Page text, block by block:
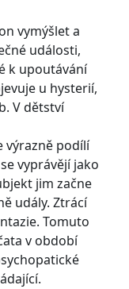
vymýšlet a
události,
k upoutávání
u hysterií,
V dětství
výrazně podílí
vyprávějí jako
jim začne
udály. Ztrácí
Tomuto
v období